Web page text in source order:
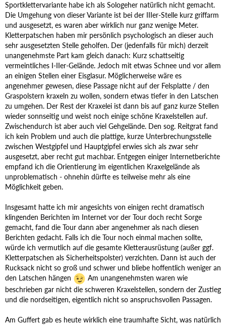
Sportklettervariante habe ich als Sologeher natürlich nicht gemacht.
Die Umgehung von dieser Variante ist bei der IIIer-Stelle kurz griffarm
und ausgesetzt, es waren aber wirklich nur ganz wenige Meter.
Kletterpatschen haben mir persönlich psychologisch an dieser auch
sehr ausgesetzten Stelle geholfen. Der (jedenfalls für mich) derzeit
unangenehmste Part kam gleich danach: Kurz schattseitig
vermeintliches I-IIer-Gelände. Jedoch mit etwas Schnee und vor allem
an einigen Stellen einer Eisglasur. Möglicherweise wäre es
angenehmer gewesen, diese Passage nicht auf der Felsplatte / den
Graspolstern kraxeln zu wollen, sondern etwas tiefer in den Latschen
zu umgehen. Der Rest der Kraxelei ist dann bis auf ganz kurze Stellen
wieder sonnseitig und weist noch einige schöne Kraxelstellen auf.
Zwischendurch ist aber auch viel Gehgelände. Den sog. Reitgrat fand
ich kein Problem und auch die plattige, kurze Unterbrechungsstelle
zwischen Westgipfel und Hauptgipfel erwies sich als zwar sehr
ausgesetzt, aber recht gut machbar. Entgegen einiger Internetberichte
empfand ich die Orientierung im eigentlichen Kraxelgelände als
unproblematisch - ohnehin dürfte es teilweise mehr als eine
Möglichkeit geben.
Insgesamt hatte ich mir angesichts von einigen recht dramatisch
klingenden Berichten im Internet vor der Tour doch recht Sorge
gemacht, fand die Tour dann aber angenehmer als nach diesen
Berichten gedacht. Falls ich die Tour noch einmal machen sollte,
würde ich vermutlich auf die gesamte Kletterausrüstung (außer ggf.
Kletterpatschen als Sicherheitspolster) verzichten. Dann ist auch der
Rucksack nicht so groß und schwer und bliebe hoffentlich weniger an
den Latschen hängen
Am unangenehmsten waren wie
beschrieben gar nicht die schweren Kraxelstellen, sondern der Zustieg
und die nordseitigen, eigentlich nicht so anspruchsvollen Passagen.
Am Guffert gab es heute wirklich eine traumhafte Sicht, was natürlich